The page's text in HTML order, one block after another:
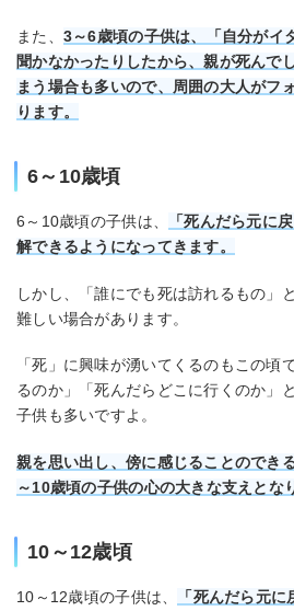
また、 3～6歳頃の子供は、「自分がイ
聞かなかったりしたから、親が死んで
まう場合も多いので、周囲の大人がフ
ります。
6～10歳頃
6～10歳頃の子供は、
「死んだら元に
解できるようになってきます。
しかし、「誰にでも死は訪れるもの」
難しい場合があります。
「死」に興味が湧いてくるのもこの頃
るのか」「死んだらどこに行くのか」
子供も多いですよ。
親を思い出し、傍に感じることのでき
～10歳頃の子供の心の大きな支えとな
10～12歳頃
10～12歳頃の子供は、
「死んだら元